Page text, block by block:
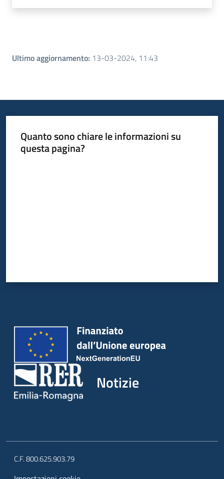
Ultimo aggiornamento: 13-03-2024, 11:43
Quanto sono chiare le informazioni su
questa pagina?
Notizie
C.F. 800.625.903.79